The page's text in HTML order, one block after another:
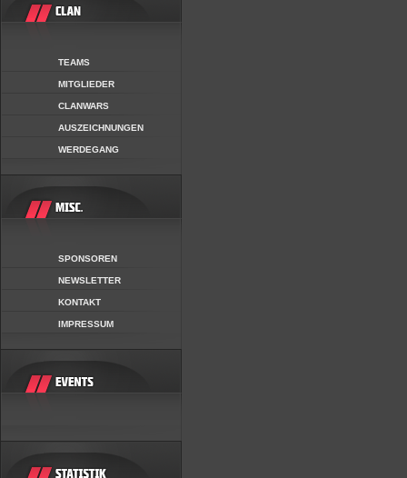
TEAMS
MITGLIEDER
CLANWARS
AUSZEICHNUNGEN
WERDEGANG
SPONSOREN
NEWSLETTER
KONTAKT
IMPRESSUM